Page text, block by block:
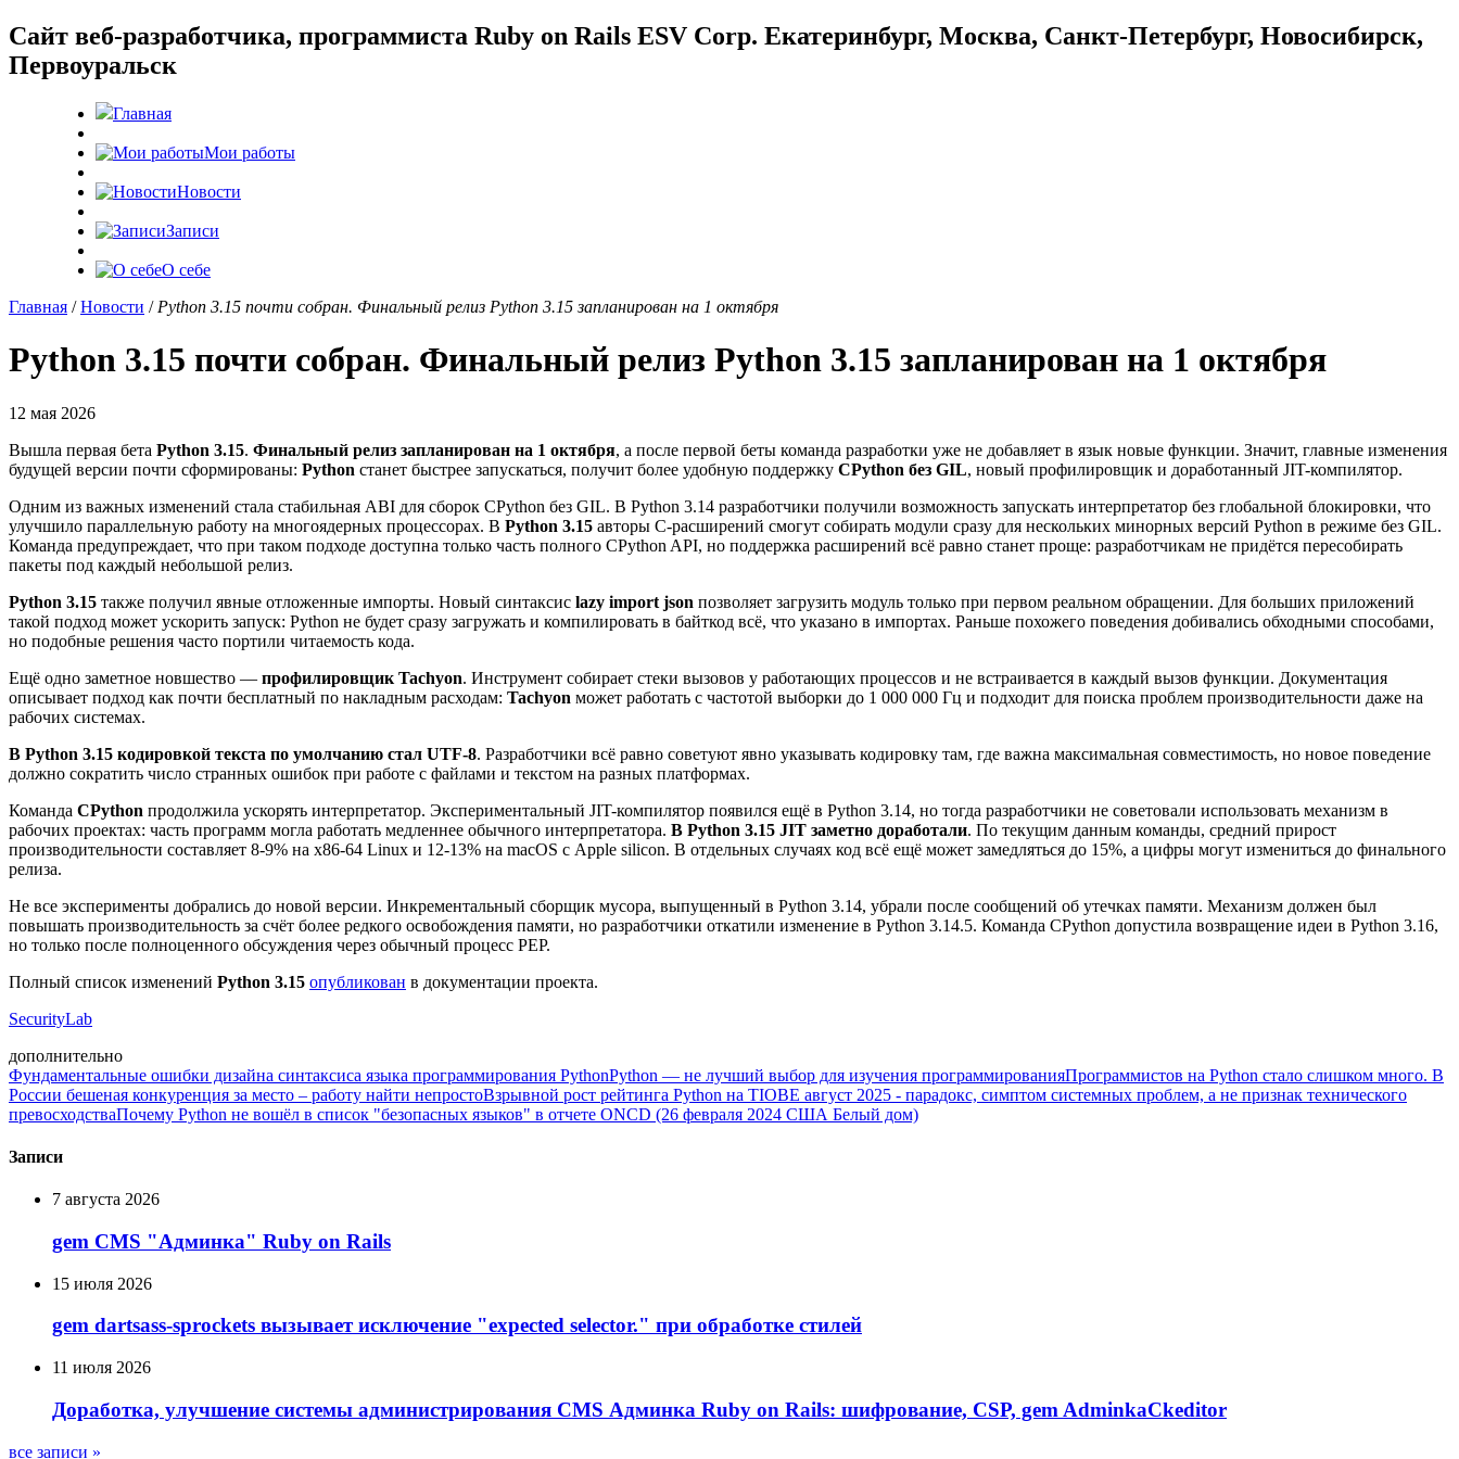
Cайт веб-разработчика, программиста Ruby on Rails ESV Corp. Екатеринбург, Москва, Санкт-Петербург, Новосибирск,
Первоуральск
Главная
Мои работы
Новости
Записи
О себе
Главная /Новости / Python 3.15 почти собран. Финальный релиз Python 3.15 запланирован на 1 октября
Python 3.15 почти собран. Финальный релиз Python 3.15 запланирован на 1 октября
12 мая 2026
Вышла первая бета Python 3.15. Финальный релиз запланирован на 1 октября, а после первой беты команда разработки уже не добавляет в язык новые функции. Значит, главные изменения
будущей версии почти сформированы: Python станет быстрее запускаться, получит более удобную поддержку CPython без GIL, новый профилировщик и доработанный JIT-компилятор.
Одним из важных изменений стала стабильная ABI для сборок CPython без GIL. В Python 3.14 разработчики получили возможность запускать интерпретатор без глобальной блокировки, что
улучшило параллельную работу на многоядерных процессорах. В Python 3.15 авторы C-расширений смогут собирать модули сразу для нескольких минорных версий Python в режиме без GIL.
Команда предупреждает, что при таком подходе доступна только часть полного CPython API, но поддержка расширений всё равно станет проще: разработчикам не придётся пересобирать
пакеты под каждый небольшой релиз.
Python 3.15 также получил явные отложенные импорты. Новый синтаксис lazy import json позволяет загрузить модуль только при первом реальном обращении. Для больших приложений
такой подход может ускорить запуск: Python не будет сразу загружать и компилировать в байткод всё, что указано в импортах. Раньше похожего поведения добивались обходными способами,
но подобные решения часто портили читаемость кода.
Ещё одно заметное новшество — профилировщик Tachyon. Инструмент собирает стеки вызовов у работающих процессов и не встраивается в каждый вызов функции. Документация
описывает подход как почти бесплатный по накладным расходам: Tachyon может работать с частотой выборки до 1 000 000 Гц и подходит для поиска проблем производительности даже на
рабочих системах.
В Python 3.15 кодировкой текста по умолчанию стал UTF-8. Разработчики всё равно советуют явно указывать кодировку там, где важна максимальная совместимость, но новое поведение
должно сократить число странных ошибок при работе с файлами и текстом на разных платформах.
Команда CPython продолжила ускорять интерпретатор. Экспериментальный JIT-компилятор появился ещё в Python 3.14, но тогда разработчики не советовали использовать механизм в
рабочих проектах: часть программ могла работать медленнее обычного интерпретатора. В Python 3.15 JIT заметно доработали. По текущим данным команды, средний прирост
производительности составляет 8-9% на x86-64 Linux и 12-13% на macOS с Apple silicon. В отдельных случаях код всё ещё может замедляться до 15%, а цифры могут измениться до финального
релиза.
Не все эксперименты добрались до новой версии. Инкрементальный сборщик мусора, выпущенный в Python 3.14, убрали после сообщений об утечках памяти. Механизм должен был
повышать производительность за счёт более редкого освобождения памяти, но разработчики откатили изменение в Python 3.14.5. Команда CPython допустила возвращение идеи в Python 3.16,
но только после полноценного обсуждения через обычный процесс PEP.
Полный список изменений Python 3.15 опубликован в документации проекта.
SecurityLab
дополнительно
Фундаментальные ошибки дизайна синтаксиса языка программирования PythonPython — не лучший выбор для изучения программированияПрограммистов на Python стало слишком много. В
России бешеная конкуренция за место – работу найти непростоВзрывной рост рейтинга Python на TIOBE август 2025 - парадокс, симптом системных проблем, а не признак технического
превосходстваПочему Python не вошёл в список "безопасных языков" в отчете ONCD (26 февраля 2024 США Белый дом)
Записи
7 августа 2026
gem CMS "Админка" Ruby on Rails
15 июля 2026
gem dartsass-sprockets вызывает исключение "expected selector." при обработке стилей
11 июля 2026
Доработка, улучшение системы администрирования CMS Админка Ruby on Rails: шифрование, CSP, gem AdminkaCkeditor
все записи »